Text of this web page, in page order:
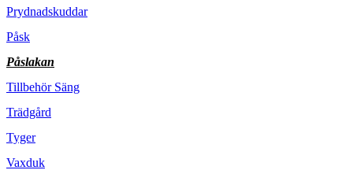
Prydnadskuddar
Påsk
Påslakan
Tillbehör Säng
Trädgård
Tyger
Vaxduk